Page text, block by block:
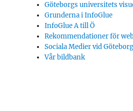
Göteborgs universitets
Grunderna i InfoGlue
InfoGlue A till Ö
Rekommendationer för
Sociala Medier vid
Vår bildbank